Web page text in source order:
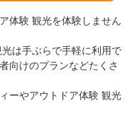
体験 観光を体験しません
は手ぶらで手軽に利用で
向けのプランなどたくさ
ーやアウトドア体験 観光